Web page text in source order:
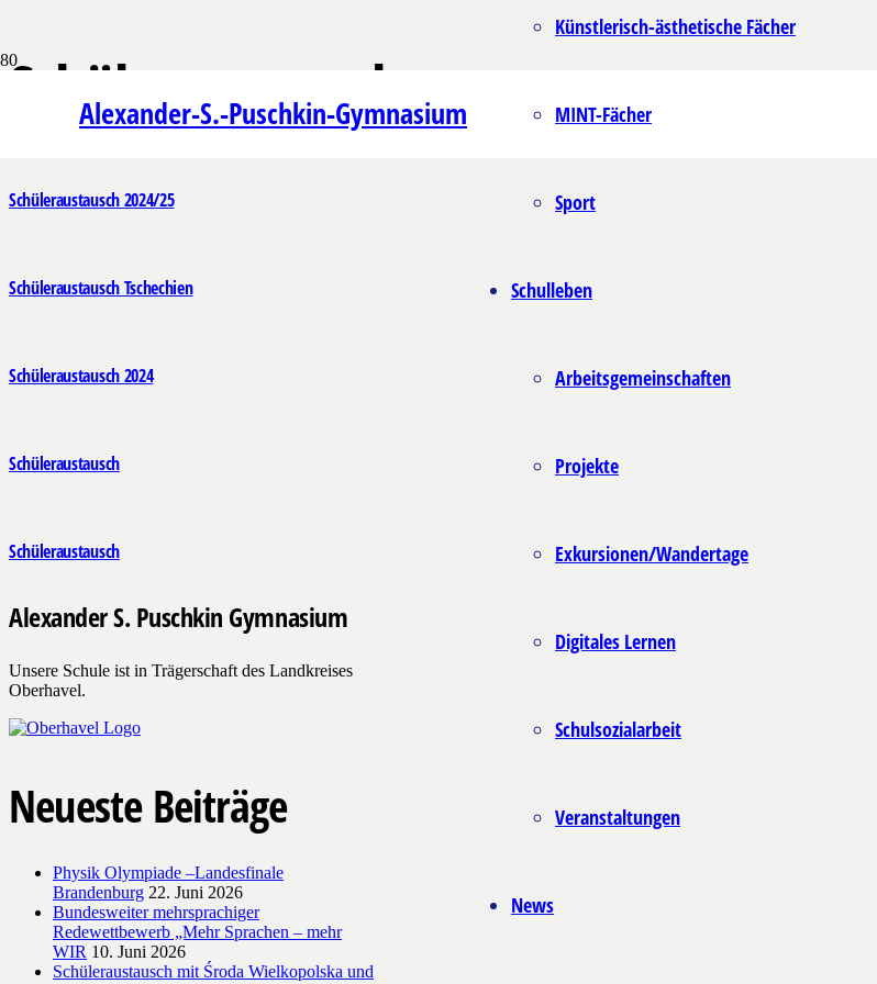
Alexander-S.-Puschkin-Gymnasium
Künstlerisch-ästhetische Fächer
MINT-Fächer
Sport
Schulleben
Arbeitsgemeinschaften
Projekte
Exkursionen/Wandertage
Digitales Lernen
Schulsozialarbeit
Veranstaltungen
News
Schüleraustausch
Schüleraustausch 2024/25
Schüleraustausch Tschechien
Schüleraustausch 2024
Schüleraustausch
Schüleraustausch
Alexander S. Puschkin Gymnasium
Unsere Schule ist in Trägerschaft des Landkreises
Oberhavel.
Neueste Beiträge
Physik Olympiade –Landesfinale
Brandenburg 22. Juni 2026
Bundesweiter mehrsprachiger
Redewettbewerb „Mehr Sprachen – mehr
WIR 10. Juni 2026
Schüleraustausch mit Środa Wielkopolska und